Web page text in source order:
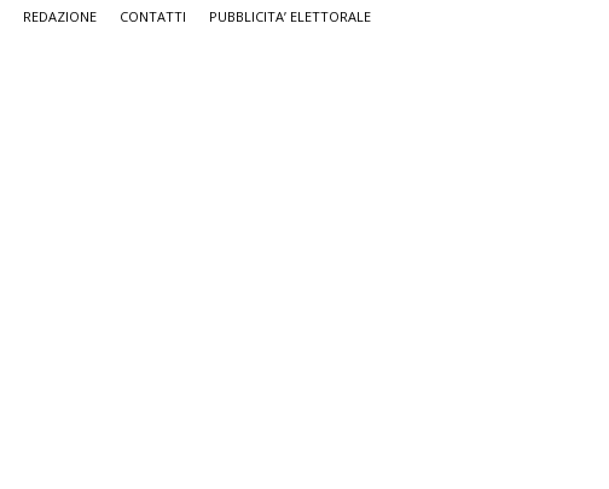
REDAZIONE CONTATTI PUBBLICITA’ ELETTORALE